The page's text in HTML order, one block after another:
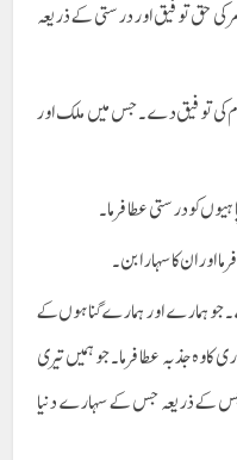
کی حق توفیق اور درستی کے ذریعہ
کی توفیق دے۔ جس میں ملک اور
کو درستی عطا فرما۔
اور ان کا سہارا بن۔
جو ہمارے اور ہمارے گناہوں کے
کا وہ جذبہ عطا فرما۔ جو ہمیں تیری
کے ذریعہ جس کے سہارے دنیا